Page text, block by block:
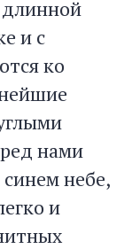
длинной
и с
ко
нами
небе,
и